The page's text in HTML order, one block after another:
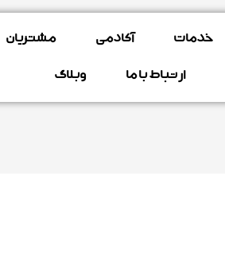
خدمات آکادمی مشتریان
ارتباط با ما وبلاگ